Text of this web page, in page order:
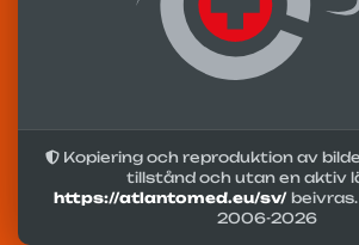
Kopiering och reproduktion av
tillstånd och utan en aktiv
https://atlantomed.eu/sv/
2006-2026